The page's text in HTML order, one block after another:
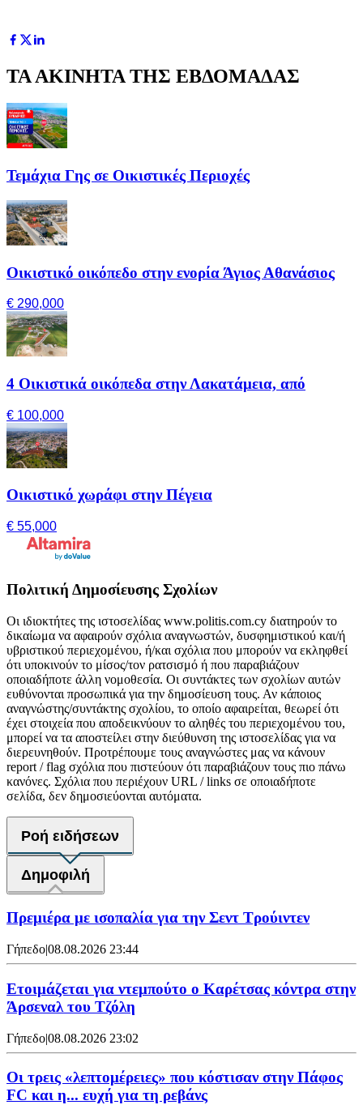
ΤΑ ΑΚΙΝΗΤΑ ΤΗΣ ΕΒΔΟΜΑΔΑΣ
Τεμάχια Γης σε Οικιστικές Περιοχές
Οικιστικό οικόπεδο στην ενορία Άγιος Αθανάσιος
€ 290,000
4 Οικιστικά οικόπεδα στην Λακατάμεια, από
€ 100,000
Οικιστικό χωράφι στην Πέγεια
€ 55,000
Πολιτική Δημοσίευσης Σχολίων
Οι ιδιοκτήτες της ιστοσελίδας www.politis.com.cy διατηρούν το
δικαίωμα να αφαιρούν σχόλια αναγνωστών, δυσφημιστικού και/ή
υβριστικού περιεχομένου, ή/και σχόλια που μπορούν να εκληφθεί
ότι υποκινούν το μίσος/τον ρατσισμό ή που παραβιάζουν
οποιαδήποτε άλλη νομοθεσία. Οι συντάκτες των σχολίων αυτών
ευθύνονται προσωπικά για την δημοσίευση τους. Αν κάποιος
αναγνώστης/συντάκτης σχολίου, το οποίο αφαιρείται, θεωρεί ότι
έχει στοιχεία που αποδεικνύουν το αληθές του περιεχομένου του,
μπορεί να τα αποστείλει στην διεύθυνση της ιστοσελίδας για να
διερευνηθούν. Προτρέπουμε τους αναγνώστες μας να κάνουν
report / flag σχόλια που πιστεύουν ότι παραβιάζουν τους πιο πάνω
κανόνες. Σχόλια που περιέχουν URL / links σε οποιαδήποτε
σελίδα, δεν δημοσιεύονται αυτόματα.
Ροή ειδήσεων
Δημοφιλή
Πρεμιέρα με ισοπαλία για την Σεντ Τρούιντεν
Γήπεδο|08.08.2026 23:44
Ετοιμάζεται για ντεμπούτο ο Καρέτσας κόντρα στην
Άρσεναλ του Τζόλη
Γήπεδο|08.08.2026 23:02
Οι τρεις «λεπτομέρειες» που κόστισαν στην Πάφος
FC και η... ευχή για τη ρεβάνς